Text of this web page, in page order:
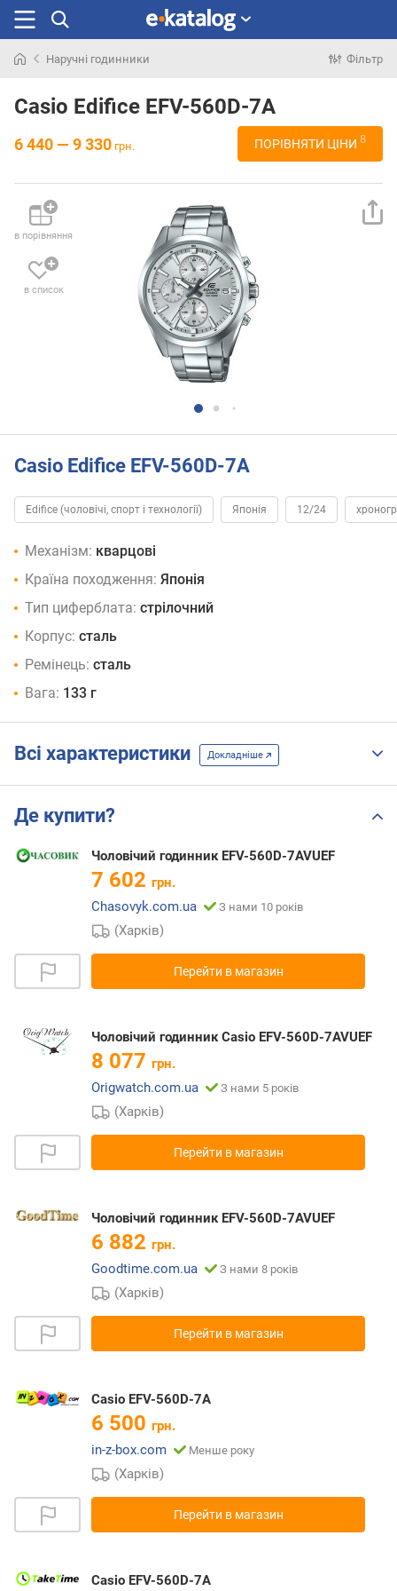
раніше
Наручні годинники Фільтр
Casio Edifice EFV-560D-7A
6 440 — 9 330 грн. ПОРІВНЯТИ ЦІНИ 8
в порівняння
в список
Casio Edifice EFV-560D-7A
Edifice (чоловічі, спорт і технології) Японія 12/24
Механізм: кварцові
Країна походження: Японія
Тип циферблата: стрілочний
Корпус: сталь
Ремінець: сталь
Вага: 133 г
Всі характеристики Докладніше
Де купити?
Чоловічий годинник EFV-560D-7AVUEF
7 602 грн.
Chasovyk.com.ua
З нами 10 років
(Харків)
Перейти в магазин
Чоловічий годинник Casio EFV-560D-7AVUEF
8 077 грн.
Origwatch.com.ua
З нами 5 років
(Харків)
Перейти в магазин
Чоловічий годинник EFV-560D-7AVUEF
6 882 грн.
Goodtime.com.ua
З нами 8 років
(Харків)
Перейти в магазин
Casio EFV-560D-7A
6 500 грн.
in-z-box.com
Менше року
(Харків)
Перейти в магазин
Casio EFV-560D-7A